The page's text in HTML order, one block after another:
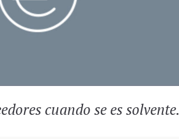
cuando se es solvente.